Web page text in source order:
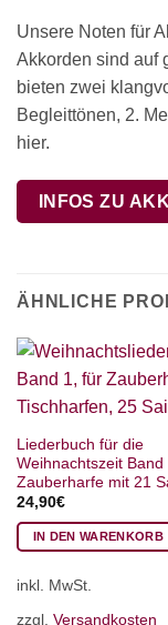
Unsere Noten für
Akkorden sind auf
bieten zwei
Begleittönen, 2.
hier.
INFOS ZU
ÄHNLICHE
Liederbuch für die
Weihnachtszeit Band
Zauberharfe mit 21
24,90€
IN DEN WARENKORB
inkl. MwSt.
zzgl. Versandkosten